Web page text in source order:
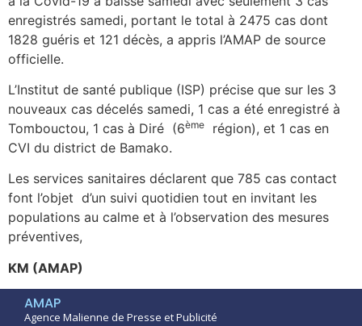
enregistrés samedi, portant le total à 2475 cas dont
1828 guéris et 121 décès, a appris l’AMAP de source
officielle.
L’Institut de santé publique (ISP) précise que sur les 3
nouveaux cas décelés samedi, 1 cas a été enregistré à
Tombouctou, 1 cas à Diré (6ème
région), et 1 cas en
CVI du district de Bamako.
Les services sanitaires déclarent que 785 cas contact
font l’objet d’un suivi quotidien tout en invitant les
populations au calme et à l’observation des mesures
préventives,
KM (AMAP)
AMAP
Agence Malienne de Presse et Publicité